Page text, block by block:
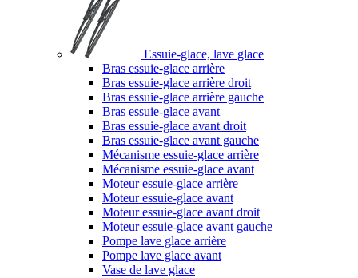
Essuie-glace, lave glace
Bras essuie-glace arrière
Bras essuie-glace arrière droit
Bras essuie-glace arrière gauche
Bras essuie-glace avant
Bras essuie-glace avant droit
Bras essuie-glace avant gauche
Mécanisme essuie-glace arrière
Mécanisme essuie-glace avant
Moteur essuie-glace arrière
Moteur essuie-glace avant
Moteur essuie-glace avant droit
Moteur essuie-glace avant gauche
Pompe lave glace arrière
Pompe lave glace avant
Vase de lave glace